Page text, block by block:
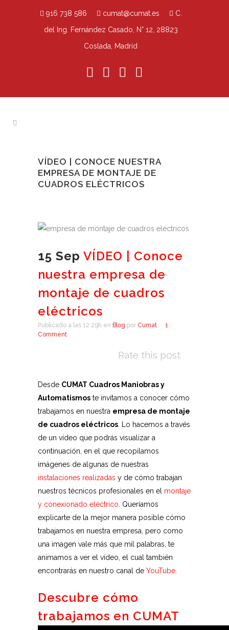
916 738 586 cumat@cumat.es
C.
del Ing. Fernández Casado, N° 12, 28823
Coslada, Madrid
VÍDEO | CONOCE NUESTRA
EMPRESA DE MONTAJE DE
CUADROS ELÉCTRICOS
15 Sep VÍDEO | Conoce
nuestra empresa de
montaje de cuadros
eléctricos
Publicado a las 12:29h en Blog por Cumat
1
Comment
Rate this post
Desde CUMAT Cuadros Maniobras y
Automatismos te invitamos a conocer cómo
trabajamos en nuestra empresa de montaje
de cuadros eléctricos . Lo hacemos a través
de un vídeo que podrás visualizar a
continuación, en el que recopilamos
imágenes de algunas de nuestras
instalaciones realizadas y de cómo trabajan
nuestros técnicos profesionales en el montaje
y conexionado eléctrico . Queríamos
explicarte de la mejor manera posible cómo
trabajamos en nuestra empresa, pero como
una imagen vale más que mil palabras, te
animamos a ver el vídeo, el cual también
encontrarás en nuestro canal de YouTube
Descubre cómo
trabajamos en CUMAT